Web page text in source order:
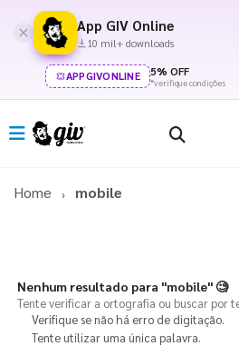
App GIV Online
10 mil+ downloads
APPGIVONLINE 5% OFF
*verifique condições
Home mobile
Nenhum resultado para "mobile"🧐
Tente verificar a ortografia ou buscar por
Verifique se não há erro de digitação.
Tente utilizar uma única palavra.